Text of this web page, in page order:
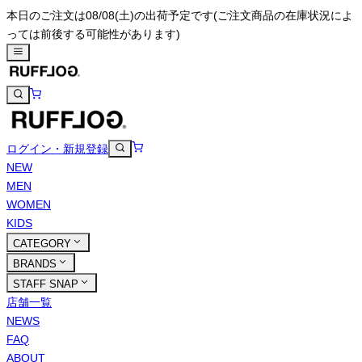
本日のご注文は08/08(土)の出荷予定です(ご注文商品の在庫状況によ
っては前後する可能性があります)
ログイン・新規登録
NEW
MEN
WOMEN
KIDS
CATEGORY
BRANDS
STAFF SNAP
店舗一覧
NEWS
FAQ
ABOUT